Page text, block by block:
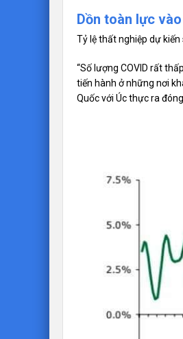
Dồn toàn lực
Tỷ lệ thất nghiệp dự
“Số lượng COVID rất
tiến hành ở những nơi
Quốc với Úc thực ra